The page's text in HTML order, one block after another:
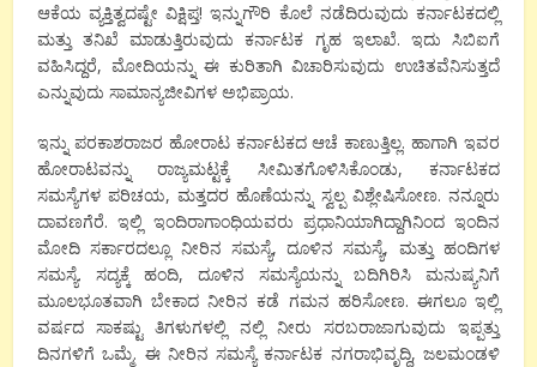
ಆಕೆಯ ವ್ಯಕ್ತಿತ್ವದಷ್ಟೇ ವಿಕ್ಷಿಪ್ತ! ಇನ್ನುಗೌರಿ ಕೊಲೆ ನಡೆದಿರುವುದು ಕರ್ನಾಟಕದಲ್ಲಿ
ಮತ್ತು ತನಿಖೆ ಮಾಡುತ್ತಿರುವುದು ಕರ್ನಾಟಕ ಗೃಹ ಇಲಾಖೆ. ಇದು ಸಿಬಿಐಗೆ
ವಹಿಸಿದ್ದರೆ, ಮೋದಿಯನ್ನು ಈ ಕುರಿತಾಗಿ ವಿಚಾರಿಸುವುದು ಉಚಿತವೆನಿಸುತ್ತದೆ
ಎನ್ನುವುದು ಸಾಮಾನ್ಯಜೀವಿಗಳ ಅಭಿಪ್ರಾಯ.
ಇನ್ನು ಪರಕಾಶರಾಜರ ಹೋರಾಟ ಕರ್ನಾಟಕದ ಆಚೆ ಕಾಣುತ್ತಿಲ್ಲ. ಹಾಗಾಗಿ ಇವರ
ಹೋರಾಟವನ್ನು ರಾಜ್ಯಮಟ್ಟಕ್ಕೆ ಸೀಮಿತಗೊಳಿಸಿಕೊಂಡು, ಕರ್ನಾಟಕದ
ಸಮಸ್ಯೆಗಳ ಪರಿಚಯ, ಮತ್ತದರ ಹೊಣೆಯನ್ನು ಸ್ವಲ್ಪ ವಿಶ್ಲೇಷಿಸೋಣ. ನನ್ನೂರು
ದಾವಣಗೆರೆ. ಇಲ್ಲಿ ಇಂದಿರಾಗಾಂಧಿಯವರು ಪ್ರಧಾನಿಯಾಗಿದ್ದಾಗಿನಿಂದ ಇಂದಿನ
ಮೋದಿ ಸರ್ಕಾರದಲ್ಲೂ ನೀರಿನ ಸಮಸ್ಯೆ, ದೂಳಿನ ಸಮಸ್ಯೆ, ಮತ್ತು ಹಂದಿಗಳ
ಸಮಸ್ಯೆ. ಸದ್ಯಕ್ಕೆ ಹಂದಿ, ದೂಳಿನ ಸಮಸ್ಯೆಯನ್ನು ಬದಿಗಿರಿಸಿ ಮನುಷ್ಯನಿಗೆ
ಮೂಲಭೂತವಾಗಿ ಬೇಕಾದ ನೀರಿನ ಕಡೆ ಗಮನ ಹರಿಸೋಣ. ಈಗಲೂ ಇಲ್ಲಿ
ವರ್ಷದ ಸಾಕಷ್ಟು ತಿಗಳುಗಳಲ್ಲಿ ನಲ್ಲಿ ನೀರು ಸರಬರಾಜಾಗುವುದು ಇಪ್ಪತ್ತು
ದಿನಗಳಿಗೆ ಒಮ್ಮೆ. ಈ ನೀರಿನ ಸಮಸ್ಯೆ ಕರ್ನಾಟಕ ನಗರಾಭಿವೃದ್ಧಿ, ಜಲಮಂಡಳಿ